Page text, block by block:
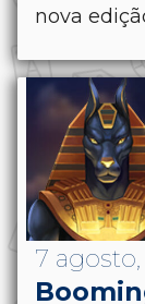
nova
7